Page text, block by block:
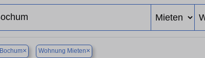
Bochum× Wohnung Mieten×